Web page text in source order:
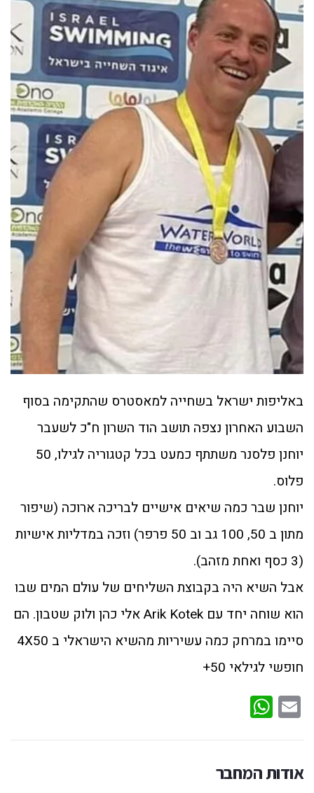
באליפות ישראל בשחייה למאסטרס שהתקימה בסוף
השבוע האחרון נצפה תושב הוד השרון ח"כ לשעבר
יוחנן פלסנר משתתף כמעט בכל קטגוריה לגילו, 50
פלוס.
יוחנן שבר כמה שיאים אישיים לבריכה ארוכה (שיפור
מתון ב 50, 100 גב וב 50 פרפר) וזכה במדליות אישיות
(3 כסף ואחת מזהב).
אבל השיא היה בקבוצת השליחים של עולם המים שבו
הוא שוחה יחד עם Arik Kotek אלי כהן ולוק שטבון. הם
סיימו במרחק כמה עשיריות מהשיא הישראלי ב 4X50
חופשי לגילאי 50+
Email
אודות המחבר